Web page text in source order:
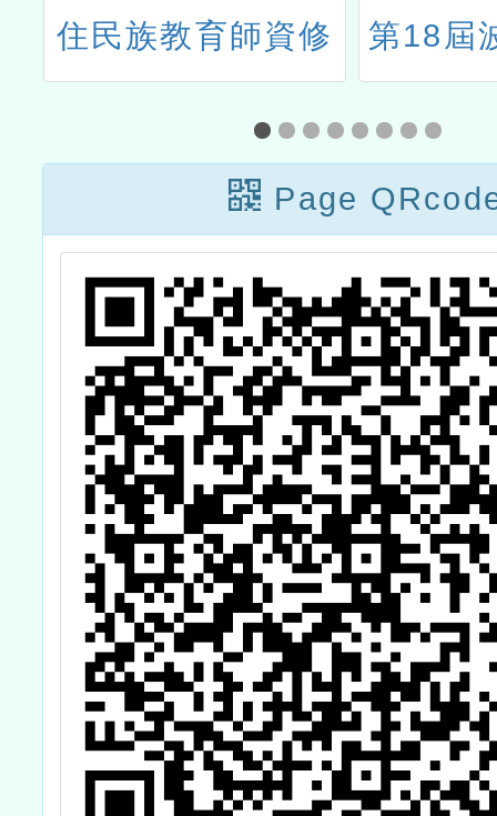
住民族教育師資修
習原住民族文化及
多元文化教育課
程」實體研習
第18屆
明
Page